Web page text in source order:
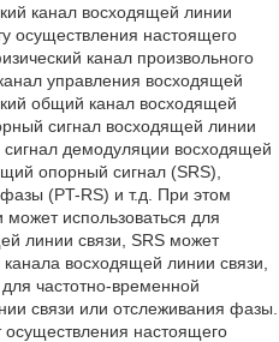
канал восходящей линии
осуществления настоящего
канал произвольного
управления восходящей
общий канал восходящей
сигнал восходящей линии
демодуляции восходящей
опорный сигнал (SRS),
(PT-RS) и т.д. При этом
использоваться для
линии связи, SRS может
восходящей линии связи,
частотно-временной
связи или отслеживания фазы.
настоящего